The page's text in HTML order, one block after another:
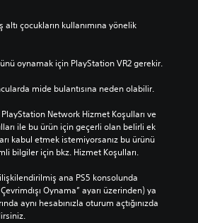
altı çocukların kullanımına yönelik
oynamak için PlayStation VR2 gerekir.
mide bulantısına neden olabilir.
Network Hizmet Koşulları ve
ile bu ürün için geçerli olan belirli ek
kabul etmek istemiyorsanız bu ürünü
bilgiler için bkz. Hizmet Koşulları.
ana PS5 konsolunda
Oynama” ayarı üzerinden) ya
aynı hesabınızla oturum açtığınızda